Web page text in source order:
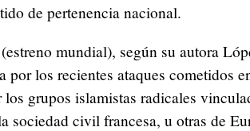
de pertenencia nacional.
mundial), según su autora
por los recientes ataques cometidos
grupos islamistas radicales
sociedad civil francesa, u otras de